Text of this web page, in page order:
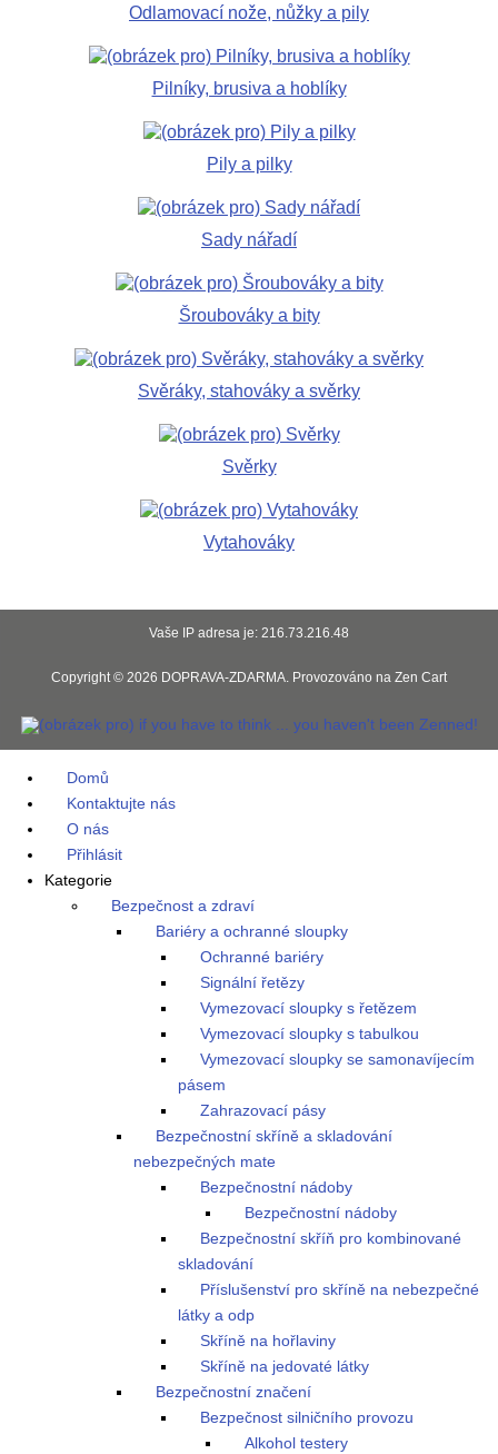
Odlamovací nože, nůžky a pily
Pilníky, brusiva a hoblíky
Pily a pilky
Sady nářadí
Šroubováky a bity
Svěráky, stahováky a svěrky
Svěrky
Vytahováky
Vaše IP adresa je: 216.73.216.48
Copyright © 2026 DOPRAVA-ZDARMA. Provozováno na Zen Cart
Domů
Kontaktujte nás
O nás
Přihlásit
Kategorie
Bezpečnost a zdraví
Bariéry a ochranné sloupky
Ochranné bariéry
Signální řetězy
Vymezovací sloupky s řetězem
Vymezovací sloupky s tabulkou
Vymezovací sloupky se samonavíjecím
pásem
Zahrazovací pásy
Bezpečnostní skříně a skladování
nebezpečných mate
Bezpečnostní nádoby
Bezpečnostní nádoby
Bezpečnostní skříň pro kombinované
skladování
Příslušenství pro skříně na nebezpečné
látky a odp
Skříně na hořlaviny
Skříně na jedovaté látky
Bezpečnostní značení
Bezpečnost silničního provozu
Alkohol testery